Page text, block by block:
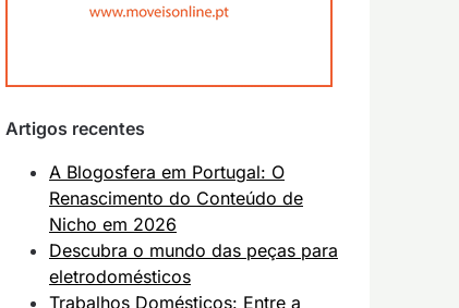
Artigos recentes
A Blogosfera em Portugal: O
Renascimento do Conteúdo de
Nicho em 2026
Descubra o mundo das peças para
eletrodomésticos
Trabalhos Domésticos: Entre a